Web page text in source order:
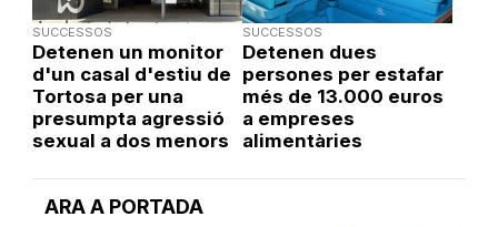
ARA A PORTADA
SUCCESSOS
Detenen un monitor
d'un casal d'estiu de
Tortosa per una
presumpta agressió
sexual a dos menors
SUCCESSOS
Detenen dues
persones per estafar
més de 13.000 euros
a empreses
alimentàries